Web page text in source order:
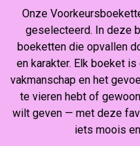
Onze
geselecteerd. In deze
boeketten die opvallen
en karakter. Elk boeket
vakmanschap en het
te vieren hebt of
wilt geven — met deze
iets moois